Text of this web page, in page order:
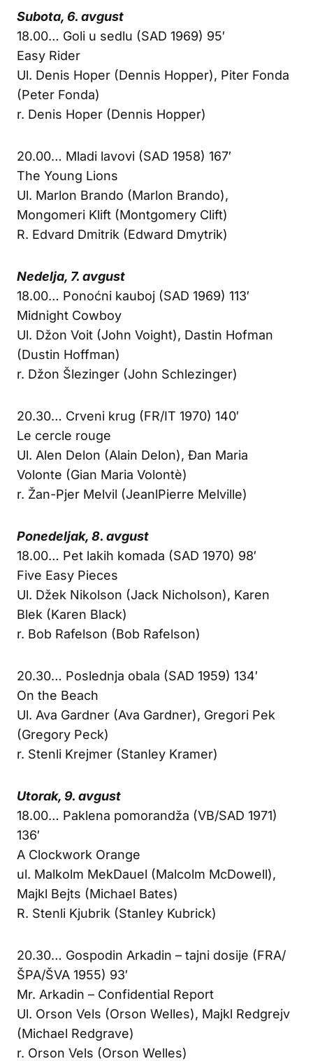
Subota, 6. avgust
18.00… Goli u sedlu (SAD 1969) 95′
Easy Rider
Ul. Denis Hoper (Dennis Hopper), Piter Fonda
(Peter Fonda)
r. Denis Hoper (Dennis Hopper)
20.00… Mladi lavovi (SAD 1958) 167′
The Young Lions
Ul. Marlon Brando (Marlon Brando),
Mongomeri Klift (Montgomery Clift)
R. Edvard Dmitrik (Edward Dmytrik)
Nedelja, 7. avgust
18.00… Ponoćni kauboj (SAD 1969) 113′
Midnight Cowboy
Ul. Džon Voit (John Voight), Dastin Hofman
(Dustin Hoffman)
r. Džon Šlezinger (John Schlezinger)
20.30… Crveni krug (FR/IT 1970) 140′
Le cercle rouge
Ul. Alen Delon (Alain Delon), Đan Maria
Volonte (Gian Maria Volontè)
r. Žan-Pjer Melvil (JeanlPierre Melville)
Ponedeljak, 8. avgust
18.00… Pet lakih komada (SAD 1970) 98′
Five Easy Pieces
Ul. Džek Nikolson (Jack Nicholson), Karen
Blek (Karen Black)
r. Bob Rafelson (Bob Rafelson)
20.30… Poslednja obala (SAD 1959) 134′
On the Beach
Ul. Ava Gardner (Ava Gardner), Gregori Pek
(Gregory Peck)
r. Stenli Krejmer (Stanley Kramer)
Utorak, 9. avgust
18.00… Paklena pomorandža (VB/SAD 1971)
136′
A Clockwork Orange
ul. Malkolm MekDauel (Malcolm McDowell),
Majkl Bejts (Michael Bates)
R. Stenli Kjubrik (Stanley Kubrick)
20.30… Gospodin Arkadin – tajni dosije (FRA/
ŠPA/ŠVA 1955) 93′
Mr. Arkadin – Confidential Report
Ul. Orson Vels (Orson Welles), Majkl Redgrejv
(Michael Redgrave)
r. Orson Vels (Orson Welles)